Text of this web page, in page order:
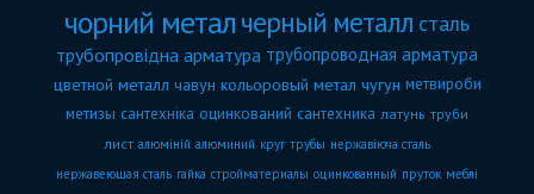
чорний метал черный металл сталь
трубопровідна арматура трубопроводная арматура
цветной металл чавун кольоровый метал чугун метвироби
метизы сантехніка оцинкований сантехника латунь труби
лист алюміній алюминий круг трубы нержавіюча сталь
нержавеющая сталь гайка стройматериалы оцинкованный пруток меблі